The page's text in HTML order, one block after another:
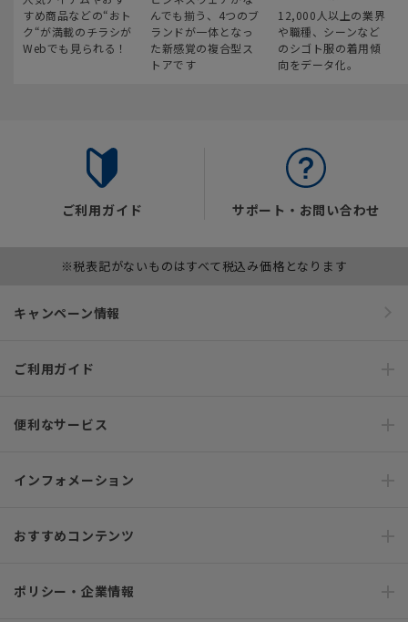
すめ商品などの“おト
ク“が満載のチラシが
Webでも見られる！
んでも揃う、4つのブ
ランドが一体となっ
た新感覚の複合型ス
トアです
12,000人以上の業界
や職種、シーンなど
のシゴト服の着用傾
向をデータ化。
ご利用ガイド サポート・お問い合わせ
※税表記がないものはすべて税込み価格となります
キャンペーン情報
ご利用ガイド
便利なサービス
インフォメーション
おすすめコンテンツ
ポリシー・企業情報